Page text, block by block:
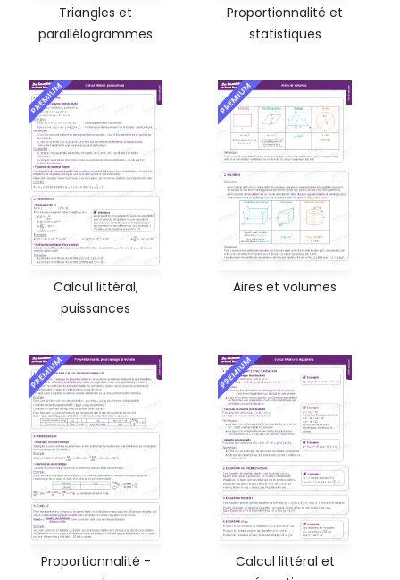
Triangles et
parallélogrammes
Proportionnalité et
statistiques
PREMIUM
Calcul littéral,
puissances
PREMIUM
Aires et volumes
PREMIUM
Proportionnalité -
PREMIUM
Calcul littéral et